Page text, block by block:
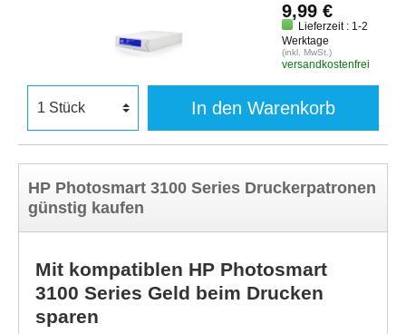
9,99 €
Lieferzeit : 1-2
Werktage
(inkl. MwSt.)
versandkostenfrei
In den Warenkorb
HP Photosmart 3100 Series Druckerpatronen
günstig kaufen
Mit kompatiblen HP Photosmart
3100 Series Geld beim Drucken
sparen